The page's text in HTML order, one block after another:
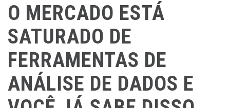
O MERCADO ESTÁ
SATURADO DE
FERRAMENTAS DE
ANÁLISE DE DADOS E